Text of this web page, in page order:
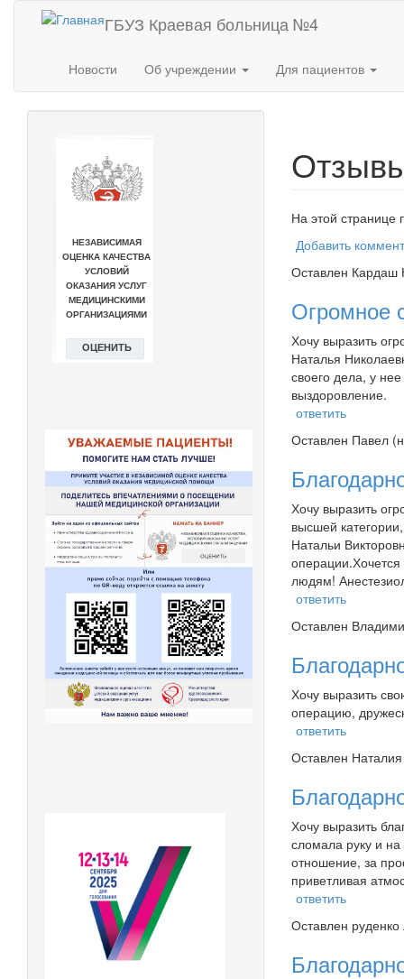
Перейти к основному содержанию
ГБУЗ Краевая больница №4
Новости Об учреждении Для пациентов
На этой странице
Добавить
Оставлен Кардаш
Огромное
Хочу выразить
Наталья
своего дела, у
выздоровление.
ответить
Оставлен Павел
Хочу выразить
высшей
Натальи
операции.Хочется
людям!
ответить
Оставлен
Хочу выразить
операцию,
ответить
Оставлен
Хочу выразить
сломала руку и
отношение, за
приветливая
ответить
Оставлен